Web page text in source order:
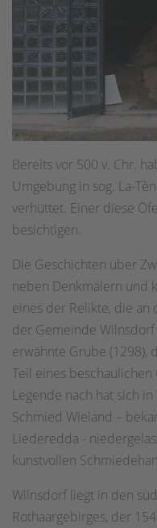
Bereits vor 500 v. Chr.
Umgebung in sog. La-
verhüttet. Einer diese
besichtigen.
Die Geschichten über
neben Denkmälern und
eines der Relikte, die an
der Gemeinde
erwähnte Grube (1298),
Teil eines
Legende nach hat sich
Schmied Wieland –
Liederedda -
kunstvollen
Wilnsdorf liegt in den
Rothaargebirges, der